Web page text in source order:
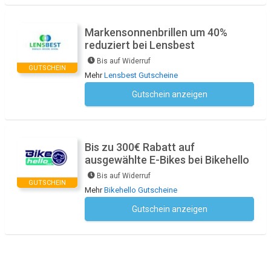
GUTSCHEIN
Markensonnenbrillen um 40%
reduziert bei Lensbest
Bis auf Widerruf
MehrLensbest Gutscheine
Gutschein anzeigen
GUTSCHEIN
Bis zu 300€ Rabatt auf
ausgewählte E-Bikes bei Bikehello
Bis auf Widerruf
MehrBikehello Gutscheine
Gutschein anzeigen